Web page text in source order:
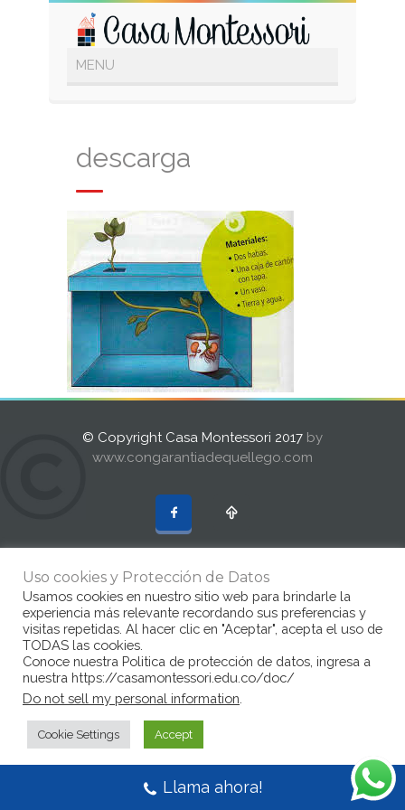
descarga
© Copyright Casa Montessori 2017 by
www.congarantiadequellego.com
Uso cookies y Protección de Datos
Usamos cookies en nuestro sitio web para brindarle la
experiencia más relevante recordando sus preferencias y
visitas repetidas. Al hacer clic en "Aceptar", acepta el uso de
TODAS las cookies.
Conoce nuestra Politica de protección de datos, ingresa a
nuestra https://casamontessori.edu.co/doc/
Do not sell my personal information
Cookie Settings Accept
Llama ahora!